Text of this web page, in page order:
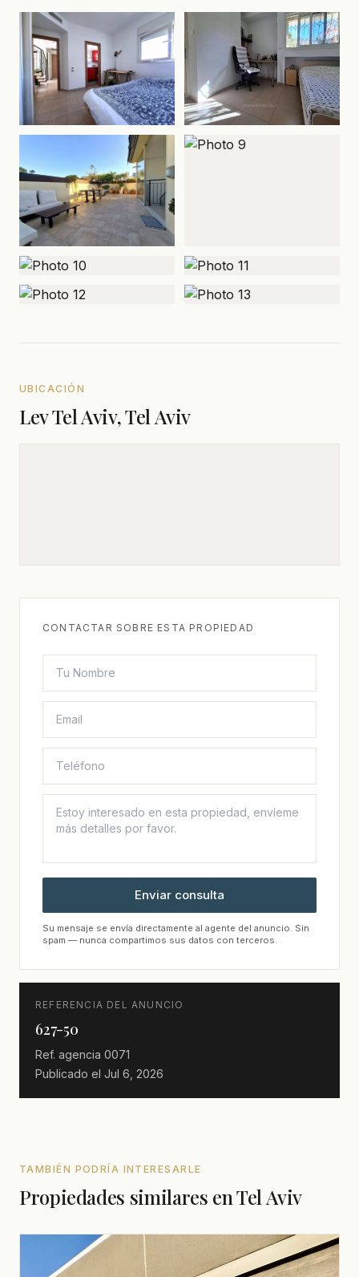
UBICACIÓN
Lev Tel Aviv, Tel Aviv
CONTACTAR SOBRE ESTA PROPIEDAD
Enviar consulta
Su mensaje se envía directamente al agente del anuncio. Sin
spam — nunca compartimos sus datos con terceros.
REFERENCIA DEL ANUNCIO
627-50
Ref. agencia 0071
Publicado el Jul 6, 2026
TAMBIÉN PODRÍA INTERESARLE
Propiedades similares en Tel Aviv